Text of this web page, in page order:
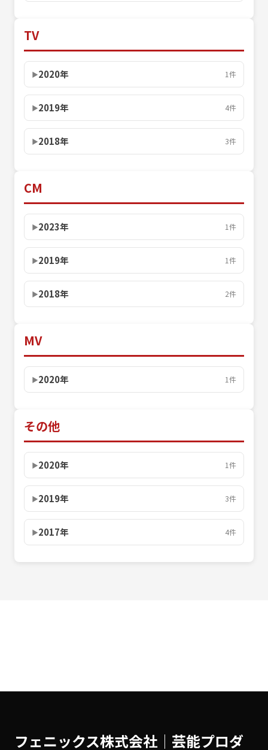
TV
2020年 1件
2019年 4件
2018年 3件
CM
2023年 1件
2019年 1件
2018年 2件
MV
2020年 1件
その他
2020年 1件
2019年 3件
2017年 4件
フェニックス株式会社│芸能プロダ